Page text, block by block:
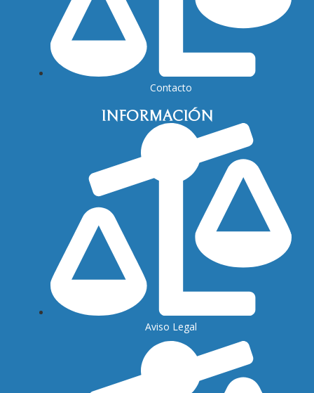
Contacto
INFORMACIÓN
Aviso Legal